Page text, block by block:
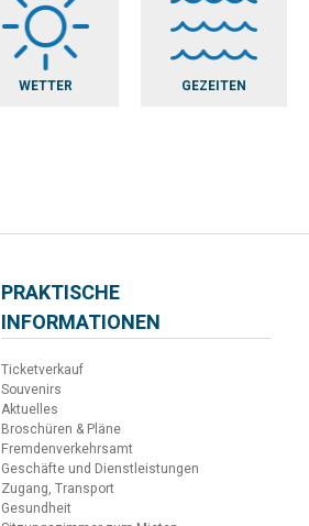
WETTER GEZEITEN
PRAKTISCHE
INFORMATIONEN
Ticketverkauf
Souvenirs
Aktuelles
Broschüren & Pläne
Fremdenverkehrsamt
Geschäfte und Dienstleistungen
Zugang, Transport
Gesundheit